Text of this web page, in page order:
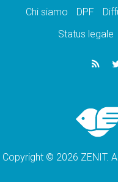
Chi siamo DPF
Status legale
Copyright © 2026 ZENIT.